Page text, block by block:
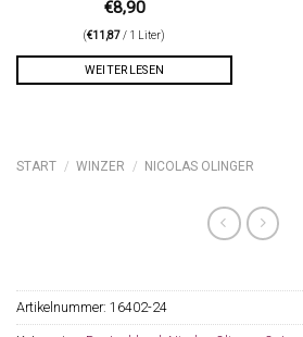
€8,90
(€11,87/ 1 Liter)
WEITERLESEN
START / WINZER / NICOLAS OLINGER
Artikelnummer: 16402-24